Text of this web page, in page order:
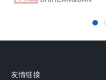
友情链接